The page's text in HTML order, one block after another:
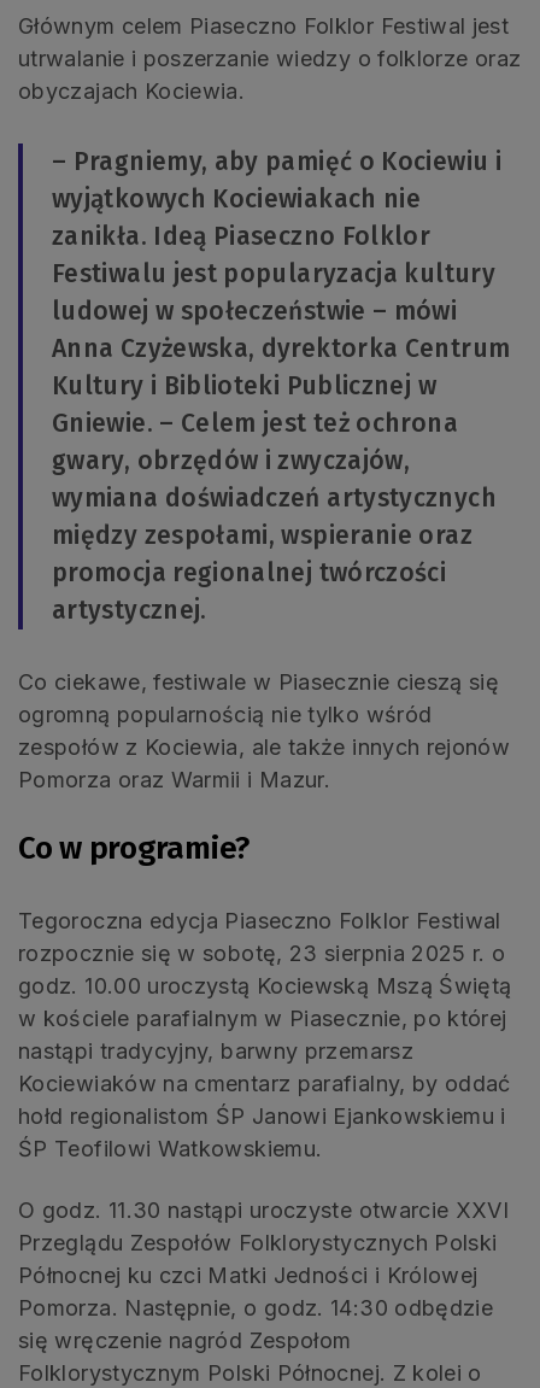
Głównym celem Piaseczno Folklor Festiwal jest
utrwalanie i poszerzanie wiedzy o folklorze oraz
obyczajach Kociewia.
– Pragniemy, aby pamięć o Kociewiu i
wyjątkowych Kociewiakach nie
zanikła. Ideą Piaseczno Folklor
Festiwalu jest popularyzacja kultury
ludowej w społeczeństwie – mówi
Anna Czyżewska, dyrektorka Centrum
Kultury i Biblioteki Publicznej w
Gniewie. – Celem jest też ochrona
gwary, obrzędów i zwyczajów,
wymiana doświadczeń artystycznych
między zespołami, wspieranie oraz
promocja regionalnej twórczości
artystycznej.
Co ciekawe, festiwale w Piasecznie cieszą się
ogromną popularnością nie tylko wśród
zespołów z Kociewia, ale także innych rejonów
Pomorza oraz Warmii i Mazur.
Co w programie?
Tegoroczna edycja Piaseczno Folklor Festiwal
rozpocznie się w sobotę, 23 sierpnia 2025 r. o
godz. 10.00 uroczystą Kociewską Mszą Świętą
w kościele parafialnym w Piasecznie, po której
nastąpi tradycyjny, barwny przemarsz
Kociewiaków na cmentarz parafialny, by oddać
hołd regionalistom ŚP Janowi Ejankowskiemu i
ŚP Teofilowi Watkowskiemu.
O godz. 11.30 nastąpi uroczyste otwarcie XXVI
Przeglądu Zespołów Folklorystycznych Polski
Północnej ku czci Matki Jedności i Królowej
Pomorza. Następnie, o godz. 14:30 odbędzie
się wręczenie nagród Zespołom
Folklorystycznym Polski Północnej. Z kolei o